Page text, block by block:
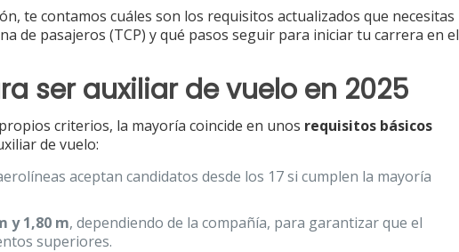
te contamos cuáles son los requisitos actualizados que necesitas
de pasajeros (TCP) y qué pasos seguir para iniciar tu carrera en el
ser auxiliar de vuelo en 2025
criterios, la mayoría coincide en unos requisitos básicos
de vuelo:
aceptan candidatos desde los 17 si cumplen la mayoría
y 1,80 m, dependiendo de la compañía, para garantizar que el
superiores.